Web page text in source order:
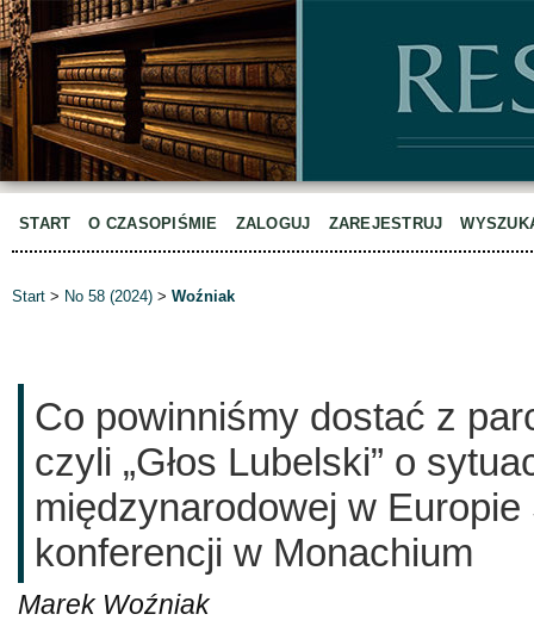
START O CZASOPIŚMIE ZALOGUJ ZAREJESTRUJ
Start > No 58 (2024) > Woźniak
Co powinniśmy dostać z
czyli „Głos Lubelski” o
międzynarodowej w
konferencji w Monachium
Marek Woźniak